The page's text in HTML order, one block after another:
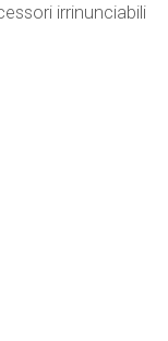
irrinunciabili